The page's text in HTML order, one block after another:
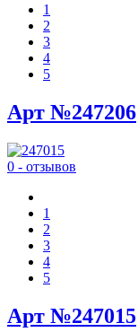
1
2
3
4
5
Арт №247206
0 - отзывов
1
2
3
4
5
Арт №247015